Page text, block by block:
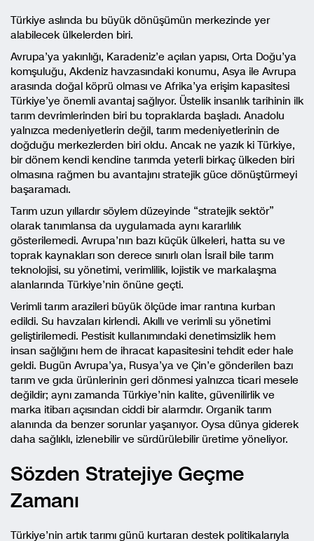
Türkiye aslında bu büyük dönüşümün merkezinde yer
alabilecek ülkelerden biri.
Avrupa’ya yakınlığı, Karadeniz’e açılan yapısı, Orta Doğu’ya
komşuluğu, Akdeniz havzasındaki konumu, Asya ile Avrupa
arasında doğal köprü olması ve Afrika’ya erişim kapasitesi
Türkiye’ye önemli avantaj sağlıyor. Üstelik insanlık tarihinin ilk
tarım devrimlerinden biri bu topraklarda başladı. Anadolu
yalnızca medeniyetlerin değil, tarım medeniyetlerinin de
doğduğu merkezlerden biri oldu. Ancak ne yazık ki Türkiye,
bir dönem kendi kendine tarımda yeterli birkaç ülkeden biri
olmasına rağmen bu avantajını stratejik güce dönüştürmeyi
başaramadı.
Tarım uzun yıllardır söylem düzeyinde “stratejik sektör”
olarak tanımlansa da uygulamada aynı kararlılık
gösterilemedi. Avrupa’nın bazı küçük ülkeleri, hatta su ve
toprak kaynakları son derece sınırlı olan İsrail bile tarım
teknolojisi, su yönetimi, verimlilik, lojistik ve markalaşma
alanlarında Türkiye’nin önüne geçti.
Verimli tarım arazileri büyük ölçüde imar rantına kurban
edildi. Su havzaları kirlendi. Akıllı ve verimli su yönetimi
geliştirilemedi. Pestisit kullanımındaki denetimsizlik hem
insan sağlığını hem de ihracat kapasitesini tehdit eder hale
geldi. Bugün Avrupa’ya, Rusya’ya ve Çin’e gönderilen bazı
tarım ve gıda ürünlerinin geri dönmesi yalnızca ticari mesele
değildir; aynı zamanda Türkiye’nin kalite, güvenilirlik ve
marka itibarı açısından ciddi bir alarmdır. Organik tarım
alanında da benzer sorunlar yaşanıyor. Oysa dünya giderek
daha sağlıklı, izlenebilir ve sürdürülebilir üretime yöneliyor.
Sözden Stratejiye Geçme
Zamanı
Türkiye’nin artık tarımı günü kurtaran destek politikalarıyla